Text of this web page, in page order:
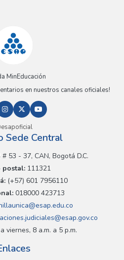
MinEducación
en nuestros canales oficiales!
Sede Central
53 - 37, CAN, Bogotá D.C.
postal: 111321
(+57) 601 7956110
018000 423713
viernes, 8 a.m. a 5 p.m.